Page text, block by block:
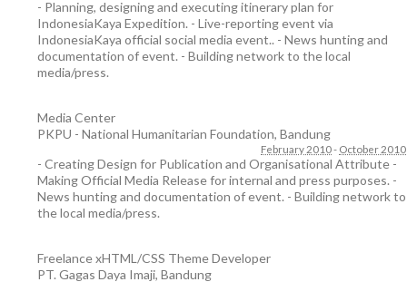
- Planning, designing and executing itinerary plan for
IndonesiaKaya Expedition. - Live-reporting event via
IndonesiaKaya official social media event.. - News hunting and
documentation of event. - Building network to the local
media/press.
Media Center
PKPU - National Humanitarian Foundation, Bandung
February 2010- October 2010
- Creating Design for Publication and Organisational Attribute -
Making Official Media Release for internal and press purposes. -
News hunting and documentation of event. - Building network to
the local media/press.
Freelance xHTML/CSS Theme Developer
PT. Gagas Daya Imaji, Bandung